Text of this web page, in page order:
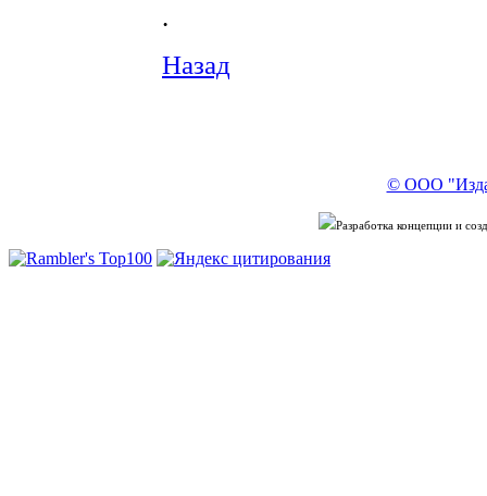
.
Назад
© ООО
Разработка концепции и